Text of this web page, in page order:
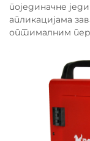
појединачне
апликацијама
оптималним